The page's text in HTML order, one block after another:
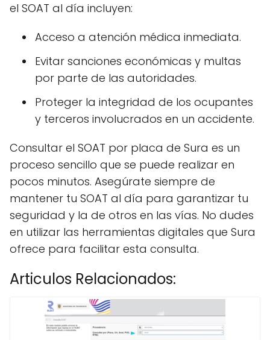
el SOAT al día incluyen:
Acceso a atención médica inmediata.
Evitar sanciones económicas y multas
por parte de las autoridades.
Proteger la integridad de los ocupantes
y terceros involucrados en un accidente.
Consultar el SOAT por placa de Sura es un
proceso sencillo que se puede realizar en
pocos minutos. Asegúrate siempre de
mantener tu SOAT al día para garantizar tu
seguridad y la de otros en las vías. No dudes
en utilizar las herramientas digitales que Sura
ofrece para facilitar esta consulta.
Articulos Relacionados: